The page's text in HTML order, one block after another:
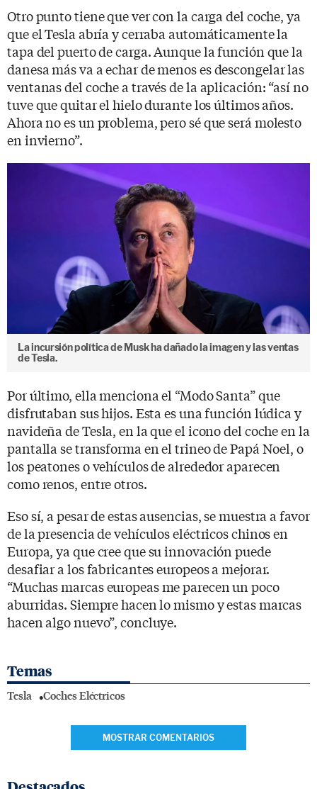
Otro punto tiene que ver con la carga del coche, ya
que el Tesla abría y cerraba automáticamente la
tapa del puerto de carga. Aunque la función que la
danesa más va a echar de menos es descongelar las
ventanas del coche a través de la aplicación: “así no
tuve que quitar el hielo durante los últimos años.
Ahora no es un problema, pero sé que será molesto
en invierno”.
La incursión política de Musk ha dañado la imagen y las ventas
de Tesla.
Por último, ella menciona el “Modo Santa” que
disfrutaban sus hijos. Esta es una función lúdica y
navideña de Tesla, en la que el icono del coche en la
pantalla se transforma en el trineo de Papá Noel, o
los peatones o vehículos de alrededor aparecen
como renos, entre otros.
Eso sí, a pesar de estas ausencias, se muestra a favor
de la presencia de vehículos eléctricos chinos en
Europa, ya que cree que su innovación puede
desafiar a los fabricantes europeos a mejorar.
“Muchas marcas europeas me parecen un poco
aburridas. Siempre hacen lo mismo y estas marcas
hacen algo nuevo”, concluye.
Temas
Tesla Coches Eléctricos
MOSTRAR COMENTARIOS